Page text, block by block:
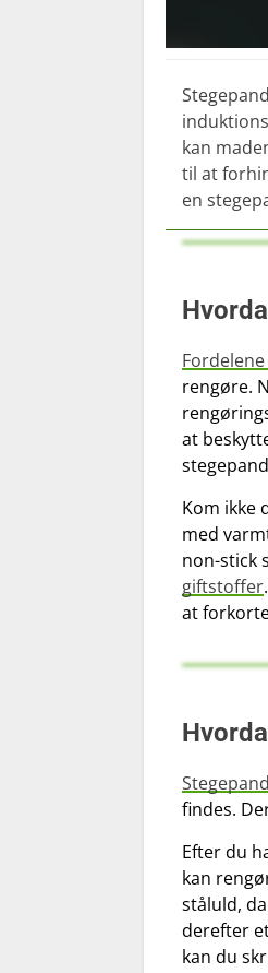
kan
til at
en
rengøre.
at
Kom ikke
med
non-stick
giftstoffer
at
findes.
Efter du
kan
ståluld,
derefter
kan du